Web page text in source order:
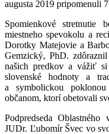
augusta 2019 pripomenuli
Spomienkové stretnutie
miestneho spevokolu a
Dorotky Matejovie a
Gemzický, PhD.
našich predkov a vážiť
slovenské hodnoty a
a symbolickou
občanom, ktorí obetovali
Podpredseda
JUDr. Ľubomír Švec vo